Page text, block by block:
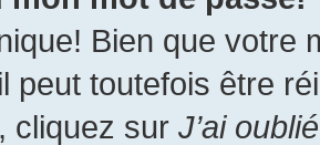
Bien que votre
peut toutefois être
cliquez sur J’ai